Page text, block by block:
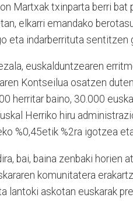
Martxak txinparta berri
elkarri emandako
eta indarberrituta sentitzen
euskalduntzearen
Kontseilua osatzen
herritar baino, 30.000
Herriko hiru
%0,45etik %2ra igotzea
bai, baina zenbaki horien
komunitatera
lantoki askotan euskarak